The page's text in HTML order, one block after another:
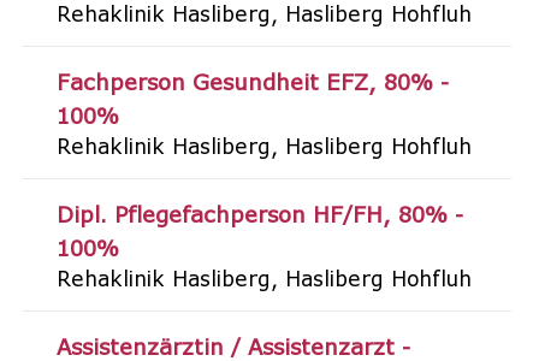
Rehaklinik Hasliberg Hasliberg Hohfluh
Fachperson Gesundheit EFZ
80% -
100%
Rehaklinik Hasliberg Hasliberg Hohfluh
Dipl. Pflegefachperson HF/FH
80% -
100%
Rehaklinik Hasliberg Hasliberg Hohfluh
Assistenzärztin / Assistenzarzt -